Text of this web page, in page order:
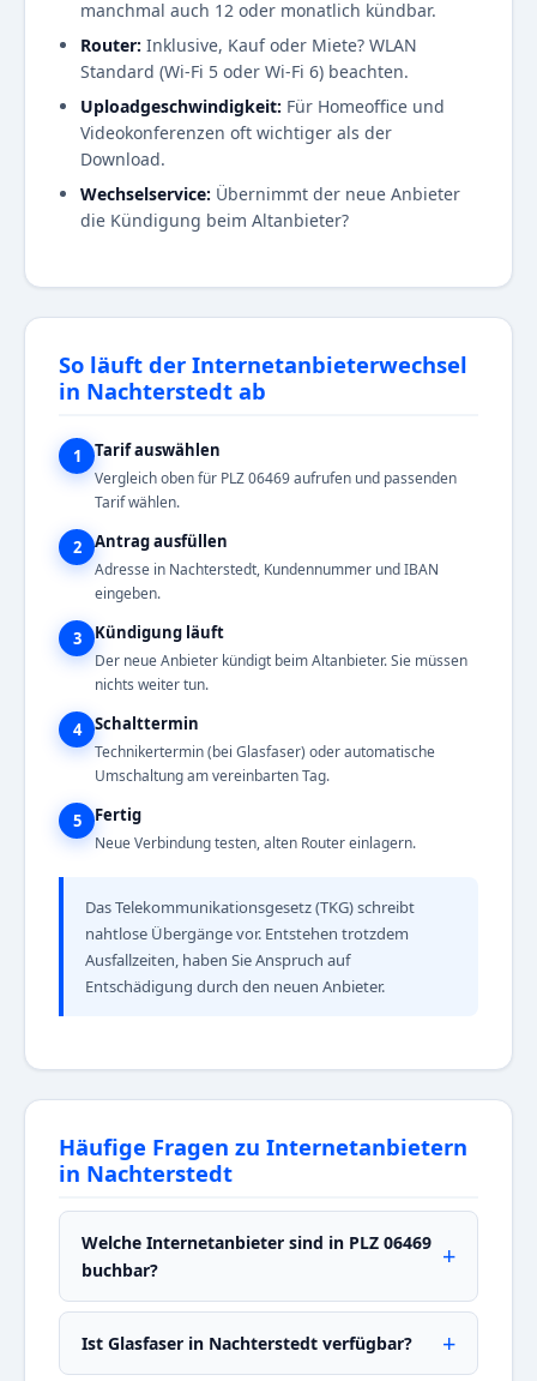
manchmal auch 12 oder monatlich kündbar.
Router: Inklusive, Kauf oder Miete? WLAN
Standard (Wi-Fi 5 oder Wi-Fi 6) beachten.
Uploadgeschwindigkeit: Für Homeoffice und
Videokonferenzen oft wichtiger als der
Download.
Wechselservice: Übernimmt der neue Anbieter
die Kündigung beim Altanbieter?
So läuft der Internetanbieterwechsel
in Nachterstedt ab
1 Tarif auswählen
Vergleich oben für PLZ 06469 aufrufen und passenden
Tarif wählen.
2 Antrag ausfüllen
Adresse in Nachterstedt, Kundennummer und IBAN
eingeben.
3 Kündigung läuft
Der neue Anbieter kündigt beim Altanbieter. Sie müssen
nichts weiter tun.
4 Schalttermin
Technikertermin (bei Glasfaser) oder automatische
Umschaltung am vereinbarten Tag.
5 Fertig
Neue Verbindung testen, alten Router einlagern.
Das Telekommunikationsgesetz (TKG) schreibt
nahtlose Übergänge vor. Entstehen trotzdem
Ausfallzeiten, haben Sie Anspruch auf
Entschädigung durch den neuen Anbieter.
Häufige Fragen zu Internetanbietern
in Nachterstedt
Welche Internetanbieter sind in PLZ 06469
buchbar?
Ist Glasfaser in Nachterstedt verfügbar?